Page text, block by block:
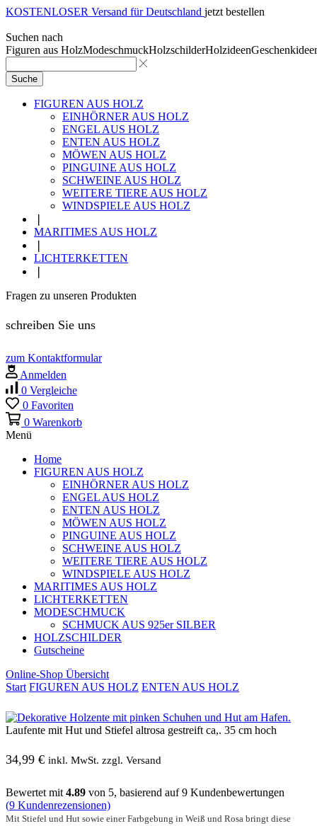
KOSTENLOSER Versand für Deutschland jetzt bestellen
Suchen nach
Figuren aus HolzModeschmuckHolzschilderHolzideen
Suche
FIGUREN AUS HOLZ
EINHÖRNER AUS HOLZ
ENGEL AUS HOLZ
ENTEN AUS HOLZ
MÖWEN AUS HOLZ
PINGUINE AUS HOLZ
SCHWEINE AUS HOLZ
WEITERE TIERE AUS HOLZ
WINDSPIELE AUS HOLZ
MARITIMES AUS HOLZ
LICHTERKETTEN
Fragen zu unseren Produkten
schreiben Sie uns
zum Kontaktformular
Anmelden
0 Vergleiche
0 Favoriten
0 Warenkorb
Menü
Home
FIGUREN AUS HOLZ
EINHÖRNER AUS HOLZ
ENGEL AUS HOLZ
ENTEN AUS HOLZ
MÖWEN AUS HOLZ
PINGUINE AUS HOLZ
SCHWEINE AUS HOLZ
WEITERE TIERE AUS HOLZ
WINDSPIELE AUS HOLZ
MARITIMES AUS HOLZ
LICHTERKETTEN
MODESCHMUCK
SCHMUCK AUS 925er SILBER
HOLZSCHILDER
Gutscheine
Online-Shop Übersicht
Start FIGUREN AUS HOLZ ENTEN AUS HOLZ
Laufente mit Hut und Stiefel altrosa gestreift ca,. 35 cm hoch
34,99 € inkl. MwSt. zzgl. Versand
Bewertet mit 4.89 von 5, basierend auf9 Kundenbewertungen
(9 Kundenrezensionen)
Mit Stiefel und Hut sowie einer Farbgebung in Weiß und Rosa bringt diese